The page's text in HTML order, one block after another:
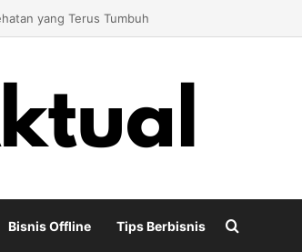
yang Berbeda
Bisnis Offline Tips Berbisnis Search for